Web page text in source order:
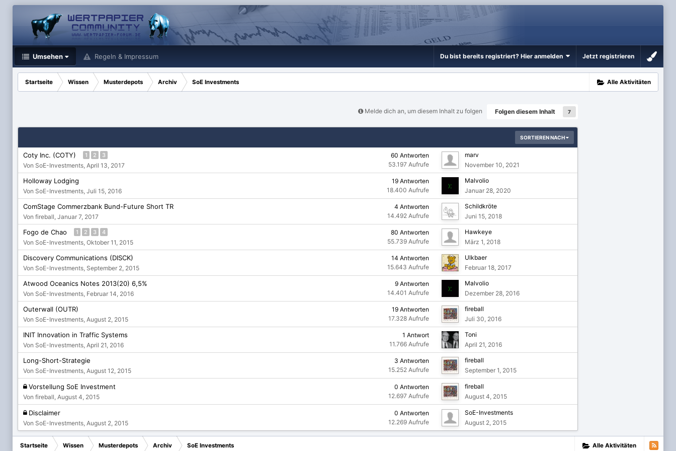
Umsehen Regeln & Impressum Du bist bereits registriert? Hier anmelden Jetzt registrieren
Alle Aktivitäten
Startseite Wissen Musterdepots Archiv SoE Investments
Melde dich an, um diesem Inhalt zu folgen Folgen diesem Inhalt 7
SORTIEREN NACH
Coty Inc. (COTY) 1 2 3
Von SoE-Investments, April 13, 2017
60 Antworten
53.197 Aufrufe
marv
November 10, 2021
Holloway Lodging
Von SoE-Investments, Juli 15, 2016
19 Antworten
18.400 Aufrufe
Malvolio
Januar 28, 2020
ComStage Commerzbank Bund-Future Short TR
Von fireball, Januar 7, 2017
4 Antworten
14.492 Aufrufe
Schildkröte
Juni 15, 2018
Fogo de Chao 1 2 3 4
Von SoE-Investments, Oktober 11, 2015
80 Antworten
55.739 Aufrufe
Hawkeye
März 1, 2018
Discovery Communications (DISCK)
Von SoE-Investments, September 2, 2015
14 Antworten
15.643 Aufrufe
Ulkbaer
Februar 18, 2017
Atwood Oceanics Notes 2013(20) 6,5%
Von SoE-Investments, Februar 14, 2016
9 Antworten
14.401 Aufrufe
Malvolio
Dezember 28, 2016
Outerwall (OUTR)
Von SoE-Investments, August 2, 2015
19 Antworten
17.328 Aufrufe
fireball
Juli 30, 2016
INIT Innovation in Traffic Systems
Von SoE-Investments, April 21, 2016
1 Antwort
11.766 Aufrufe
Toni
April 21, 2016
Long-Short-Strategie
Von SoE-Investments, August 12, 2015
3 Antworten
15.252 Aufrufe
fireball
September 1, 2015
Vorstellung SoE Investment
Von fireball, August 4, 2015
0 Antworten
12.697 Aufrufe
fireball
August 4, 2015
Disclaimer
Von SoE-Investments, August 2, 2015
0 Antworten
12.269 Aufrufe
SoE-Investments
August 2, 2015
Alle Aktivitäten
Startseite Wissen Musterdepots Archiv SoE Investments